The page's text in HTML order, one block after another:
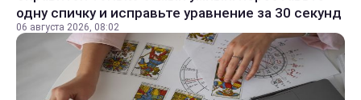
одну спичку и исправьте уравнение за 30 секунд
06 августа 2026, 08:02